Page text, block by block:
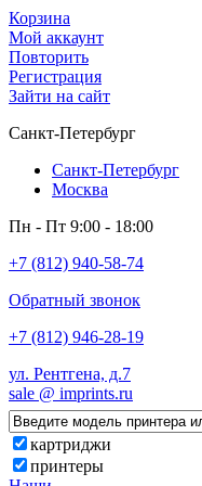
Корзина
Мой аккаунт
Повторить
Регистрация
Зайти на сайт
Санкт-Петербург
Санкт-Петербург
Москва
Пн - Пт 9:00 - 18:00
+7 (812) 940-58-74
Обратный звонок
+7 (812) 946-28-19
ул. Рентгена, д.7
sale @ imprints.ru
картриджи
принтеры